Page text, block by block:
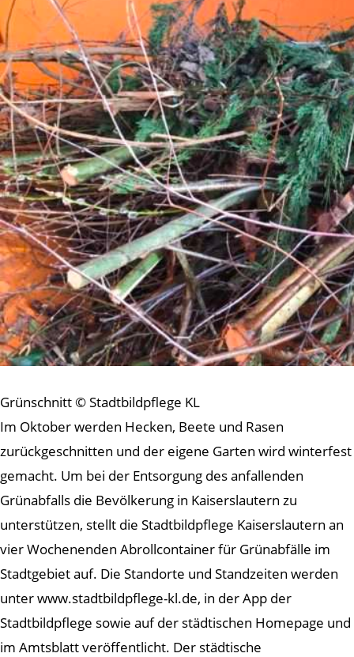
Grünschnitt © Stadtbildpflege KL
Im Oktober werden Hecken, Beete und Rasen
zurückgeschnitten und der eigene Garten wird winterfest
gemacht. Um bei der Entsorgung des anfallenden
Grünabfalls die Bevölkerung in Kaiserslautern zu
unterstützen, stellt die Stadtbildpflege Kaiserslautern an
vier Wochenenden Abrollcontainer für Grünabfälle im
Stadtgebiet auf. Die Standorte und Standzeiten werden
unter www.stadtbildpflege-kl.de, in der App der
Stadtbildpflege sowie auf der städtischen Homepage und
im Amtsblatt veröffentlicht. Der städtische